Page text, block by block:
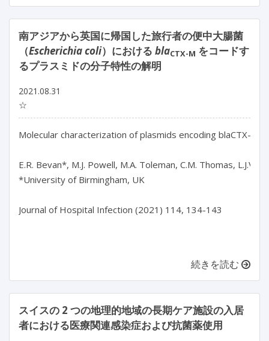
南アジアから英国に帰国した旅行者の便中大腸菌
（Escherichia coli）における blaCTX-M をコードす
るプラスミドの分子特性の解明
2021.08.31
☆
Molecular characterization of plasmids encoding blaCTX-M
E.R. Bevan*, M.J. Powell, M.A. Toleman, C.M. Thomas, L.J.V.
*University of Birmingham, UK
Journal of Hospital Infection (2021) 114, 134-143
続きを読む
スイスの 2 つの地理的地域の長期ケア施設の入居
者における医療関連感染症および抗菌薬使用